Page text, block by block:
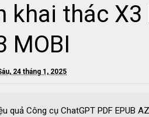
khai thác
MOBI
24 tháng 1, 2025
quả Công cụ ChatGPT PDF EPUB